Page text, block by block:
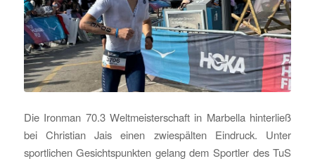
Die Ironman 70.3 Weltmeisterschaft in Marbella hinterließ
bei Christian Jais einen zwiespälten Eindruck. Unter
sportlichen Gesichtspunkten gelang dem Sportler des TuS